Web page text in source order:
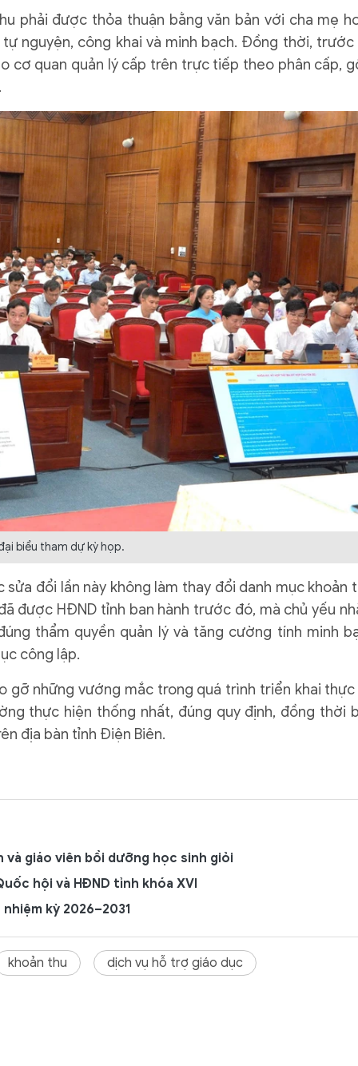
phải được thỏa thuận bằng văn bản với cha mẹ
nguyện, công khai và minh bạch. Đồng thời, trước
cơ quan quản lý cấp trên trực tiếp theo phân cấp,
biểu tham dự kỳ họp.
đổi lần này không làm thay đổi danh mục khoản
được HĐND tỉnh ban hành trước đó, mà chủ yếu
thẩm quyền quản lý và tăng cường tính minh
công lập.
gỡ những vướng mắc trong quá trình triển khai
thực hiện thống nhất, đúng quy định, đồng thời
địa bàn tỉnh Điện Biên.
giáo viên bồi dưỡng học sinh giỏi
hội và HĐND tỉnh khóa XVI
kỳ 2026–2031
khoản thu dịch vụ hỗ trợ giáo dục